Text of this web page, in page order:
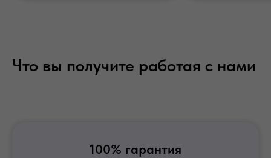
Что вы получите работая с нами
100% гарантия